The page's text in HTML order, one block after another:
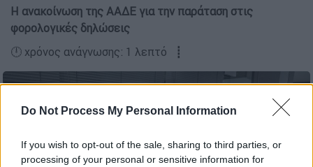
Do Not Process My Personal Information
If you wish to opt-out of the sale, sharing to third parties, or
processing of your personal or sensitive information for
Η ανακοίνωση της ΑΑΔΕ για την παράταση στις
φορολογικές δηλώσεις
🕛 χρόνος ανάγνωσης: 1 λεπτό ┋